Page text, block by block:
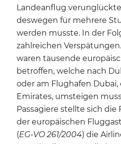
Landeanflug
deswegen für mehrere
werden musste. In der
zahlreichen
waren tausende
betroffen, welche nach
oder am Flughafen
Emirates, umsteigen
Passagiere stellte sich die
der europäischen
(EG-VO 261/2004) die